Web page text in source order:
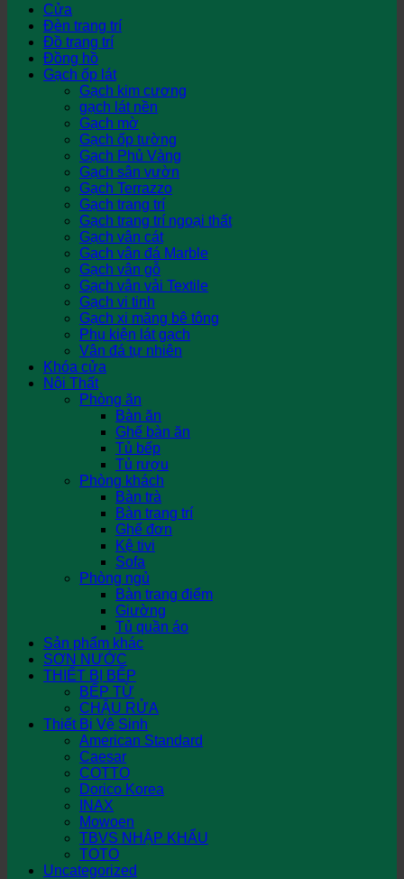
Cửa
Đèn trang trí
Đồ trang trí
Đồng hồ
Gạch ốp lát
Gạch kim cương
gạch lát nền
Gạch mờ
Gạch ốp tường
Gạch Phủ Vàng
Gạch sân vườn
Gạch Terrazzo
Gạch trang trí
Gạch trang trí ngoại thất
Gạch vân cát
Gạch vân đá Marble
Gạch vân gỗ
Gạch vân vải Textile
Gạch vi tinh
Gạch xi măng bê tông
Phụ kiện lát gạch
Vân đá tự nhiên
Khóa cửa
Nội Thất
Phòng ăn
Bàn ăn
Ghế bàn ăn
Tủ bếp
Tủ rượu
Phòng khách
Bàn trà
Bàn trang trí
Ghế đơn
Kệ tivi
Sofa
Phòng ngủ
Bàn trang điểm
Giường
Tủ quần áo
Sản phẩm khác
SƠN NƯỚC
THIẾT BỊ BẾP
BẾP TỪ
CHẬU RỬA
Thiết Bị Vệ Sinh
American Standard
Caesar
COTTO
Dorico Korea
INAX
Mowoen
TBVS NHẬP KHẨU
TOTO
Uncategorized